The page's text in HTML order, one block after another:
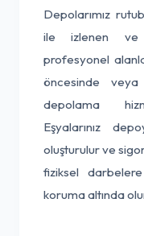
Depolarımız
ile izlenen ve
profesyonel
öncesinde veya
depolama
Eşyalarınız
oluşturulur ve
fiziksel
koruma altında